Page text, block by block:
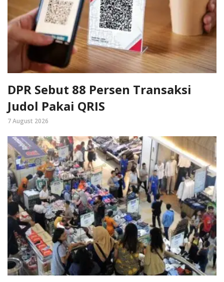
DPR Sebut 88 Persen Transaksi
Judol Pakai QRIS
7 August 2026